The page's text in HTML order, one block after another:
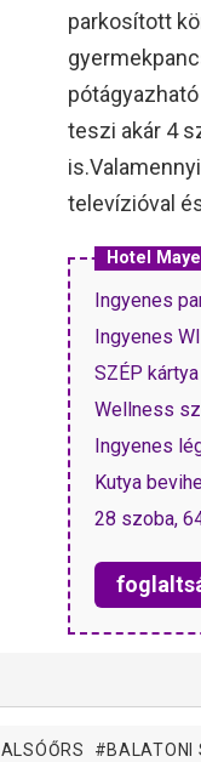
parkosított
teszi akár 4
televízióval
Hotel
Ingyenes
Ingyenes
SZÉP
Wellness
Ingyenes
Kutya
28 szoba,
ALSÓŐRS BALATONI